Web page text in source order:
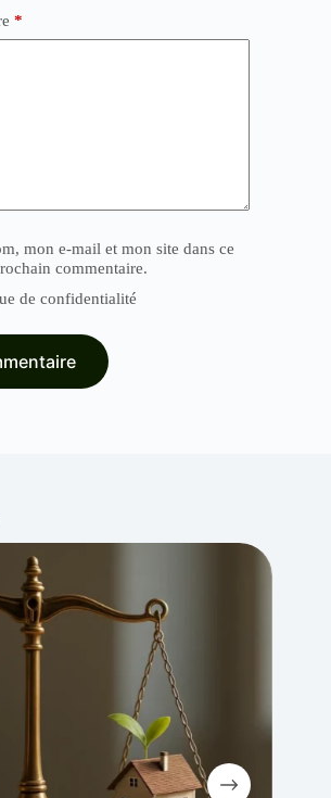
*
mon e-mail et mon site dans ce
commentaire.
de confidentialité